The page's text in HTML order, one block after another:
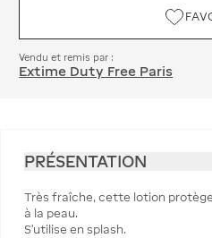
Vendu et remis par :
Extime Duty Free Paris
PRÉSENTATION
Très fraîche, cette lotion
à la peau.
S’utilise en splash.